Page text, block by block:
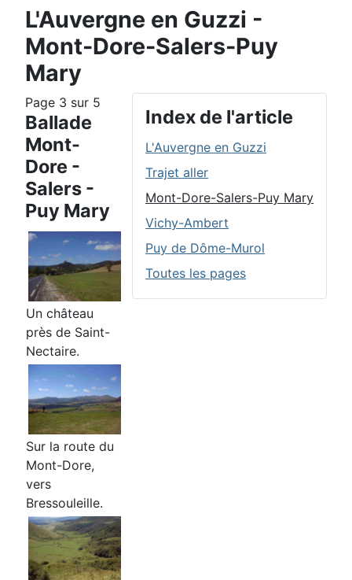
L'Auvergne en Guzzi -
Mont-Dore-Salers-Puy
Mary
Index de l'article
L'Auvergne en Guzzi
Trajet aller
Mont-Dore-Salers-Puy Mary
Vichy-Ambert
Puy de Dôme-Murol
Toutes les pages
Page 3 sur 5
Ballade
Mont-
Dore -
Salers -
Puy Mary
Un château
près de Saint-
Nectaire.
Sur la route du
Mont-Dore,
vers
Bressouleille.